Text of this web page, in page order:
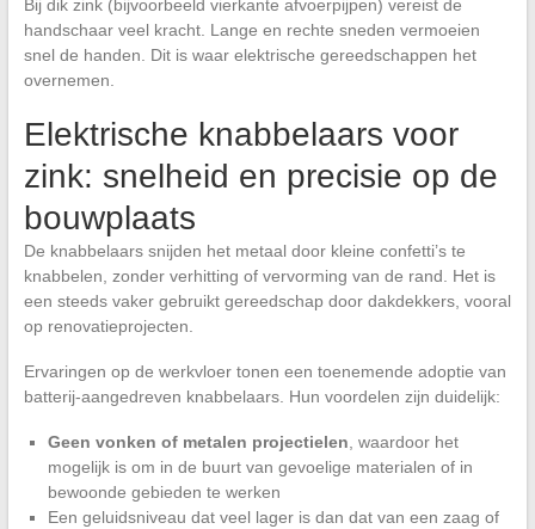
Bij dik zink (bijvoorbeeld vierkante afvoerpijpen) vereist de
handschaar veel kracht. Lange en rechte sneden vermoeien
snel de handen. Dit is waar elektrische gereedschappen het
overnemen.
Elektrische knabbelaars voor
zink: snelheid en precisie op de
bouwplaats
De knabbelaars snijden het metaal door kleine confetti’s te
knabbelen, zonder verhitting of vervorming van de rand. Het is
een steeds vaker gebruikt gereedschap door dakdekkers, vooral
op renovatieprojecten.
Ervaringen op de werkvloer tonen een toenemende adoptie van
batterij-aangedreven knabbelaars. Hun voordelen zijn duidelijk:
Geen vonken of metalen projectielen , waardoor het
mogelijk is om in de buurt van gevoelige materialen of in
bewoonde gebieden te werken
Een geluidsniveau dat veel lager is dan dat van een zaag of